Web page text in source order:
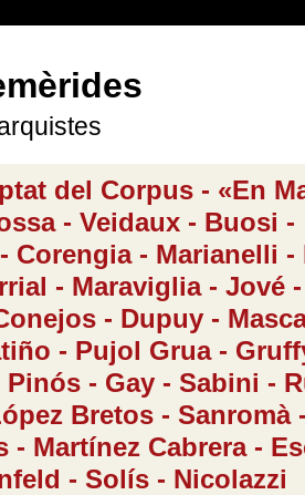
del Corpus - «En
- Veidaux - Buosi -
Corengia - Marianelli -
- Maraviglia - Jové -
- Dupuy -
- Pujol Grua -
- Gay - Sabini -
Bretos - Sanromà
- Martínez Cabrera -
- Solís - Nicolazzi